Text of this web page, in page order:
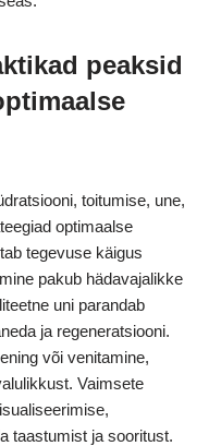
peaksid
toitumise, une,
optimaalse
tegevuse käigus
pakub hädavajalikke
uni parandab
ja regeneratsiooni.
või venitamine,
Vaimsete
taastumist ja sooritust.